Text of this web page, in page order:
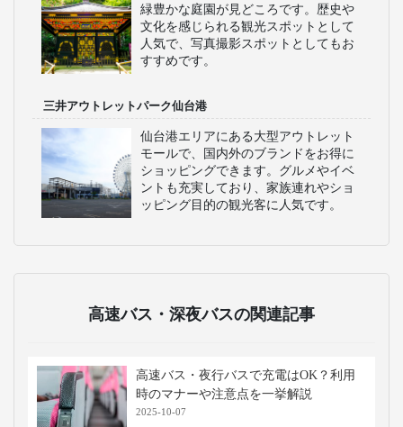
緑豊かな庭園が見どころです。歴史や
文化を感じられる観光スポットとして
人気で、写真撮影スポットとしてもお
すすめです。
三井アウトレットパーク仙台港
仙台港エリアにある大型アウトレット
モールで、国内外のブランドをお得に
ショッピングできます。グルメやイベ
ントも充実しており、家族連れやショ
ッピング目的の観光客に人気です。
高速バス・深夜バスの関連記事
高速バス・夜行バスで充電はOK？利用
時のマナーや注意点を一挙解説
2025-10-07